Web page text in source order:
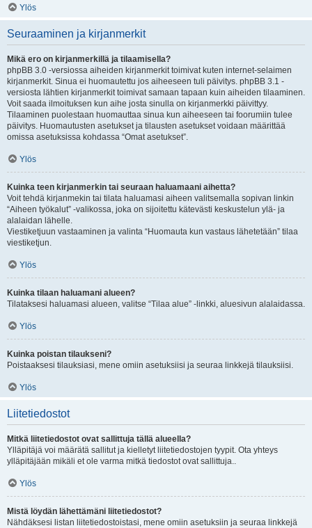
Ylös
Seuraaminen ja kirjanmerkit
Mikä ero on kirjanmerkillä ja tilaamisella?
phpBB 3.0 -versiossa aiheiden kirjanmerkit toimivat kuten internet-selaimen
kirjanmerkit. Sinua ei huomautettu jos aiheeseen tuli päivitys. phpBB 3.1 -
versiosta lähtien kirjanmerkit toimivat samaan tapaan kuin aiheiden tilaaminen.
Voit saada ilmoituksen kun aihe josta sinulla on kirjanmerkki päivittyy.
Tilaaminen puolestaan huomauttaa sinua kun aiheeseen tai foorumiin tulee
päivitys. Huomautusten asetukset ja tilausten asetukset voidaan määrittää
omissa asetuksissa kohdassa “Omat asetukset”.
Ylös
Kuinka teen kirjanmerkin tai seuraan haluamaani aihetta?
Voit tehdä kirjanmekin tai tilata haluamasi aiheen valitsemalla sopivan linkin
“Aiheen työkalut” -valikossa, joka on sijoitettu kätevästi keskustelun ylä- ja
alalaidan lähelle.
Viestiketjuun vastaaminen ja valinta “Huomauta kun vastaus lähetetään” tilaa
viestiketjun.
Ylös
Kuinka tilaan haluamani alueen?
Tilataksesi haluamasi alueen, valitse “Tilaa alue” -linkki, aluesivun alalaidassa.
Ylös
Kuinka poistan tilaukseni?
Poistaaksesi tilauksiasi, mene omiin asetuksiisi ja seuraa linkkejä tilauksiisi.
Ylös
Liitetiedostot
Mitkä liitetiedostot ovat sallittuja tällä alueella?
Ylläpitäjä voi määrätä sallitut ja kielletyt liitetiedostojen tyypit. Ota yhteys
ylläpitäjään mikäli et ole varma mitkä tiedostot ovat sallittuja..
Ylös
Mistä löydän lähettämäni liitetiedostot?
Nähdäksesi listan liitetiedostoistasi, mene omiin asetuksiin ja seuraa linkkejä